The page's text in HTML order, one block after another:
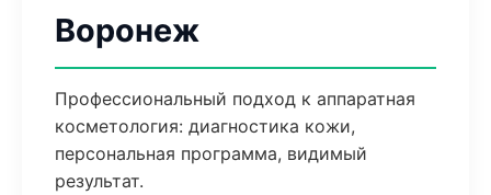
Воронеж
Профессиональный подход к аппаратная
косметология: диагностика кожи,
персональная программа, видимый
результат.